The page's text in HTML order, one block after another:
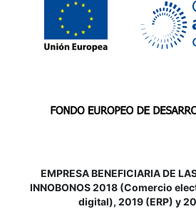
EMPRESA BENEFICIARIA DE
INNOBONOS 2018 (Comercio
digital), 2019 (ERP) y